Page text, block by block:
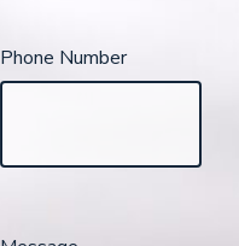
Phone Number